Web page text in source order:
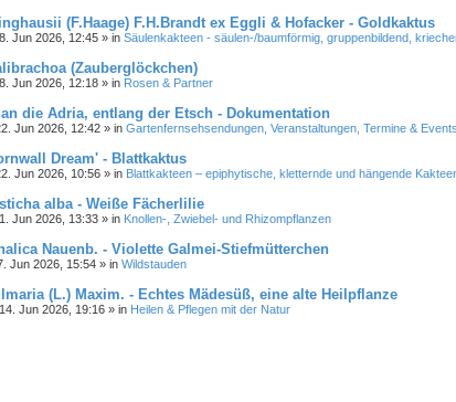
(F.Haage) F.H.Brandt ex Eggli & Hofacker - Goldkaktus
Jun 2026, 12:45 » in Säulenkakteen - säulen-/baumförmig, gruppenbildend,
(Zauberglöckchen)
Jun 2026, 12:18 » in Rosen & Partner
die Adria, entlang der Etsch - Dokumentation
Jun 2026, 12:42 » in Gartenfernsehsendungen, Veranstaltungen, Termine & Events
Dream' - Blattkaktus
Jun 2026, 10:56 » in Blattkakteen – epiphytische, kletternde und hängende
alba - Weiße Fächerlilie
Jun 2026, 13:33 » in Knollen-, Zwiebel- und Rhizompflanzen
Nauenb. - Violette Galmei-Stiefmütterchen
Jun 2026, 15:54 » in Wildstauden
(L.) Maxim. - Echtes Mädesüß, eine alte Heilpflanze
Jun 2026, 19:16 » in Heilen & Pflegen mit der Natur